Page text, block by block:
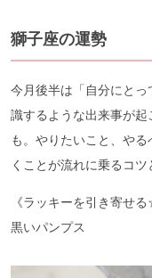
獅子座の運勢
今月後半は「自分にと
識するような出来事が
も。やりたいこと、や
くことが流れに乗るコツ
《ラッキーを引き寄せ
黒いパンプス